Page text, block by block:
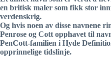
en britisk maler som fikk stor
verdenskrig.
Og hvis noen av disse navnene
Penrose og Cott opphavet til
PenCott-familien i Hyde
opprinnelige tidslinje.